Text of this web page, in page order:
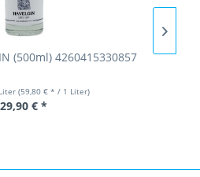
(500ml) 4260415330857
(59,80 € * / 1 Liter)
29,90 € *